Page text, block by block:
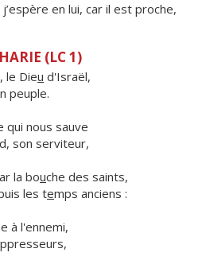
j’espère en lui, car il est proche,
(LC 1)
le Dieu d'Israël,
peuple.
qui nous sauve
d, son serviteur,
la bouche des saints,
les temps anciens :
à l'ennemi,